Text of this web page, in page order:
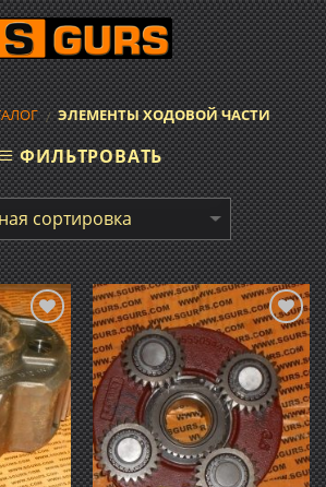
/ ЭЛЕМЕНТЫ ХОДОВОЙ ЧАСТИ
ФИЛЬТРОВАТЬ
в список
желаний
Добавить
в список
желаний